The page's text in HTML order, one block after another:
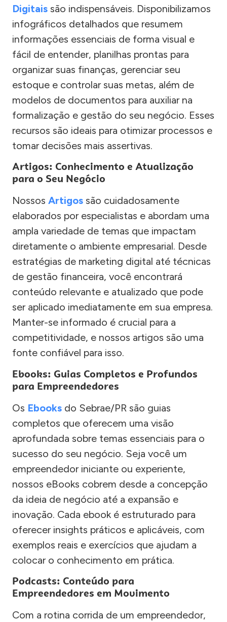
Digitais são indispensáveis. Disponibilizamos
infográficos detalhados que resumem
informações essenciais de forma visual e
fácil de entender, planilhas prontas para
organizar suas finanças, gerenciar seu
estoque e controlar suas metas, além de
modelos de documentos para auxiliar na
formalização e gestão do seu negócio. Esses
recursos são ideais para otimizar processos e
tomar decisões mais assertivas.
Artigos: Conhecimento e Atualização
para o Seu Negócio
Nossos Artigos são cuidadosamente
elaborados por especialistas e abordam uma
ampla variedade de temas que impactam
diretamente o ambiente empresarial. Desde
estratégias de marketing digital até técnicas
de gestão financeira, você encontrará
conteúdo relevante e atualizado que pode
ser aplicado imediatamente em sua empresa.
Manter-se informado é crucial para a
competitividade, e nossos artigos são uma
fonte confiável para isso.
Ebooks: Guias Completos e Profundos
para Empreendedores
Os Ebooks do Sebrae/PR são guias
completos que oferecem uma visão
aprofundada sobre temas essenciais para o
sucesso do seu negócio. Seja você um
empreendedor iniciante ou experiente,
nossos eBooks cobrem desde a concepção
da ideia de negócio até a expansão e
inovação. Cada ebook é estruturado para
oferecer insights práticos e aplicáveis, com
exemplos reais e exercícios que ajudam a
colocar o conhecimento em prática.
Podcasts: Conteúdo para
Empreendedores em Movimento
Com a rotina corrida de um empreendedor,